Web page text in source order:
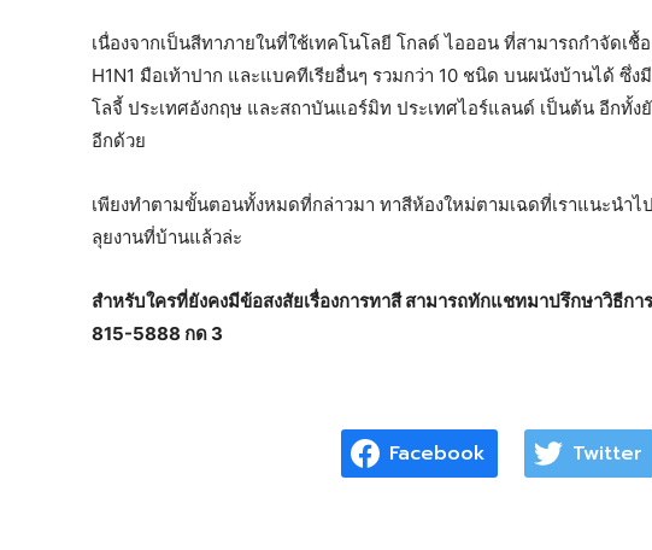
เนื่องจากเป็นสีทาภายในที่ใช้เทคโนโลยี โกลด์ ไอออน ที่สามารถกำจัดเ
H1N1 มือเท้าปาก และแบคทีเรียอื่นๆ รวมกว่า 10 ชนิด บนผนังบ้านได้ ซึ่
โลจี้ ประเทศอังกฤษ และสถาบันแอร์มิท ประเทศไอร์แลนด์ เป็นต้น อีกทั้
อีกด้วย
เพียงทำตามขั้นตอนทั้งหมดที่กล่าวมา ทาสีห้องใหม่ตามเฉดที่เราแนะนำ
ลุยงานที่บ้านแล้วล่ะ
สำหรับใครที่ยังคงมีข้อสงสัยเรื่องการทาสี สามารถทักแชทมาปรึกษาวิธีกา
815-5888 กด 3
Facebook Twitter